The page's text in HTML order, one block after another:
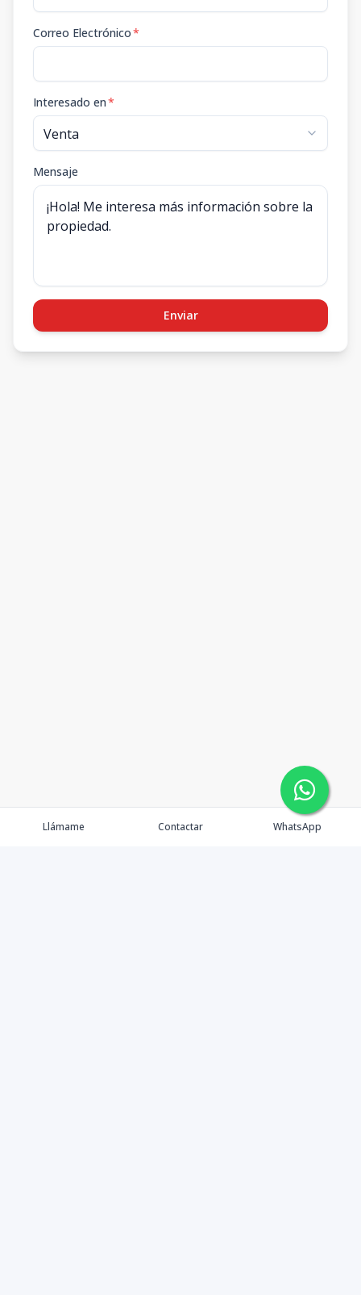
Correo Electrónico*
Interesado en*
Mensaje
Enviar
Llámame Contactar WhatsApp